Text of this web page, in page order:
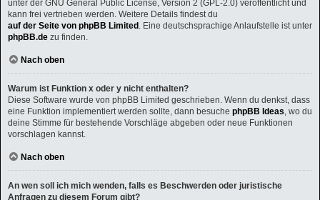
unter der GNU General Public License, Version 2 (GPL-2.0) veröffentlicht und
kann frei vertrieben werden. Weitere Details findest du
auf der Seite von phpBB Limited . Eine deutschsprachige Anlaufstelle ist unter
phpBB.de zu finden.
Nach oben
Warum ist Funktion x oder y nicht enthalten?
Diese Software wurde von phpBB Limited geschrieben. Wenn du denkst, dass
eine Funktion implementiert werden sollte, dann besuche phpBB Ideas, wo du
deine Stimme für bestehende Vorschläge abgeben oder neue Funktionen
vorschlagen kannst.
Nach oben
An wen soll ich mich wenden, falls es Beschwerden oder juristische
Anfragen zu diesem Forum gibt?